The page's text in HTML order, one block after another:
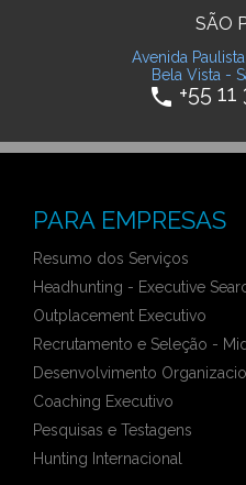
SÃO
Avenida
Bela Vista -
phone +55
PARA EMPRESAS
Resumo dos Serviços
Headhunting - Executive
Outplacement Executivo
Recrutamento e Seleção -
Desenvolvimento
Coaching Executivo
Pesquisas e Testagens
Hunting Internacional